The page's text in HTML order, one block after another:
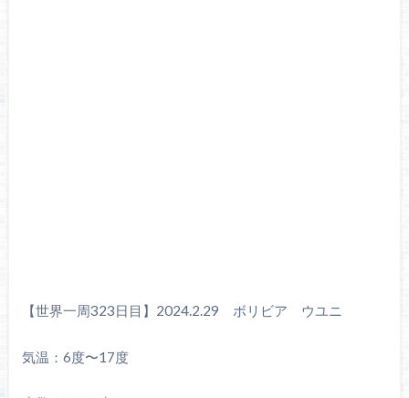
【世界一周323日目】2024.2.29 ボリビア ウユニ
気温：6度〜17度